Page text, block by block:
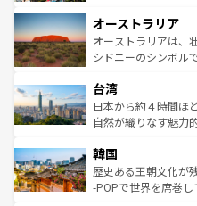
部のニューオーリン
文化が魅力。旅行者
しみながら、その多
ならではの贅沢な旅のスタイルだ
情報はコンテンツ一
ワイ島は見逃せない
島だが、静かな自然
おすすめ。エメラル
れるおもてなしの心
人々、おいしいロー
ク、伝統的なフラダ
ワイを、存分に味わってほしい。 な
はコンテンツ一覧を
オーストラリア
オーストラリアは、
シドニーのシンボル
リアリーフや大陸中
ク）、タスマニアの
ど、見どころがたく
いる。アクティビテ
ビング、ハイキング
い。オーストラリア
台湾
日本から約４時間ほ
自然が織りなす魅力
ン）、静ひつな山岳
と山間の静けさが共
驚きをもたらしてく
韓国
歴史ある王朝文化が
-POPで世界を席巻